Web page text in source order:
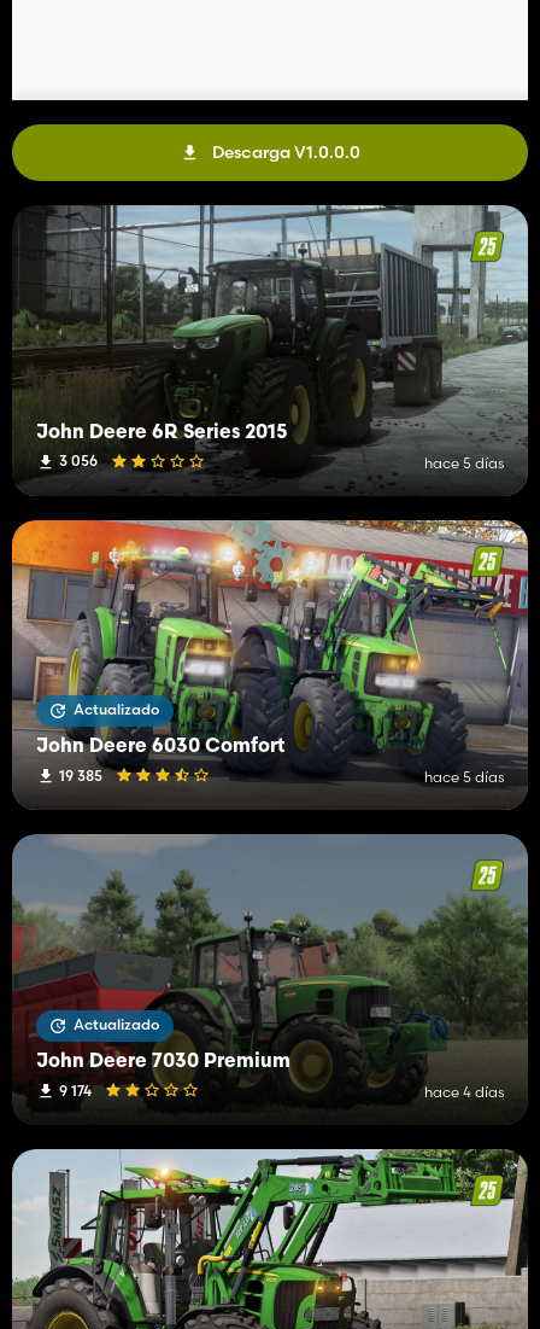
Descarga V1.0.0.0
John Deere 6R Series 2015
3 056 hace 5 días
Actualizado
John Deere 6030 Comfort
19 385 hace 5 días
Actualizado
John Deere 7030 Premium
9 174 hace 4 días